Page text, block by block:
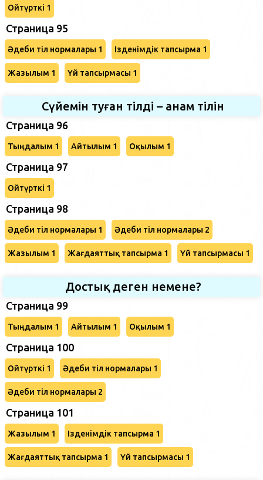
Ойтүрткі 1
Страница 95
Әдеби тіл нормалары 1 Ізденімдік тапсырма 1
Жазылым 1 Үй тапсырмасы 1
Сүйемін туған тілді – анам тілін
Страница 96
Тыңдалым 1 Айтылым 1 Оқылым 1
Страница 97
Ойтүрткі 1
Страница 98
Әдеби тіл нормалары 1 Әдеби тіл нормалары 2
Жазылым 1 Жағдаяттық тапсырма 1 Үй тапсырмасы 1
Достық деген немене?
Страница 99
Тыңдалым 1 Айтылым 1 Оқылым 1
Страница 100
Ойтүрткі 1 Әдеби тіл нормалары 1
Әдеби тіл нормалары 2
Страница 101
Жазылым 1 Ізденімдік тапсырма 1
Жағдаяттық тапсырма 1 Үй тапсырмасы 1